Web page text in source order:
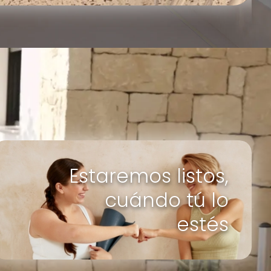
Estaremos listos,
cuándo tú lo
estés